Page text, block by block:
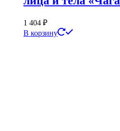
1 404 ₽
В корзину